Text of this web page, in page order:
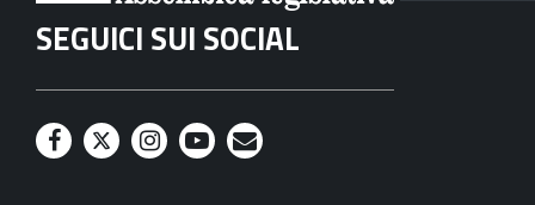
SEGUICI SUI SOCIAL
F
T
I
Y
M